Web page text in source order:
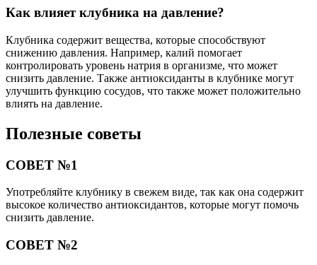
Как влияет клубника на давление?
Клубника содержит вещества, которые способствуют
снижению давления. Например, калий помогает
контролировать уровень натрия в организме, что может
снизить давление. Также антиоксиданты в клубнике могут
улучшить функцию сосудов, что также может положительно
влиять на давление.
Полезные советы
СОВЕТ №1
Употребляйте клубнику в свежем виде, так как она содержит
высокое количество антиоксидантов, которые могут помочь
снизить давление.
СОВЕТ №2